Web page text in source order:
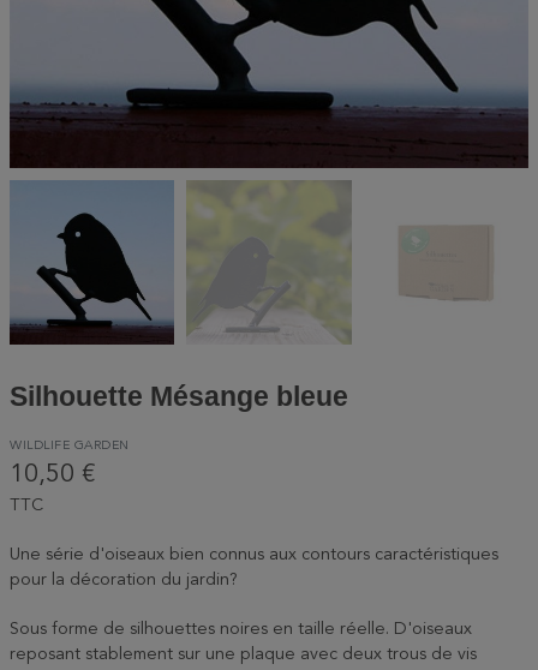
Silhouette Mésange bleue
WILDLIFE GARDEN
10,50 €
TTC
Une série d'oiseaux bien connus aux contours caractéristiques
pour la décoration du jardin?
Sous forme de silhouettes noires en taille réelle. D'oiseaux
reposant stablement sur une plaque avec deux trous de vis